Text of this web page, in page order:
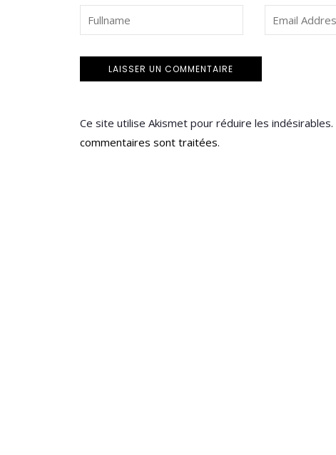
Ce site utilise Akismet pour réduire les indésirables.
commentaires sont traitées.